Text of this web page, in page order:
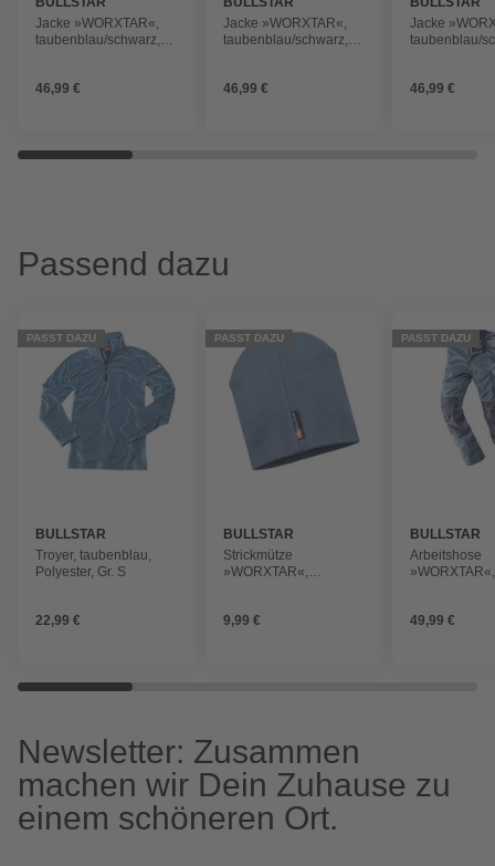
Jacke »WORXTAR«,
taubenblau/schwarz,
46,99 €
Jacke »WORXTAR«,
taubenblau/schwarz,
46,99 €
Jacke
taubenblau/
46,99 €
Passend dazu
PASST DAZU
BULLSTAR
Troyer, taubenblau,
Polyester, Gr. S
22,99 €
PASST DAZU
BULLSTAR
Strickmütze
»WORXTAR«,
9,99 €
PASST DAZU
BULLSTAR
Arbeitshose
»WORXTAR«,
49,99 €
Newsletter: Zusammen
machen wir Dein Zuhause zu
einem schöneren Ort.